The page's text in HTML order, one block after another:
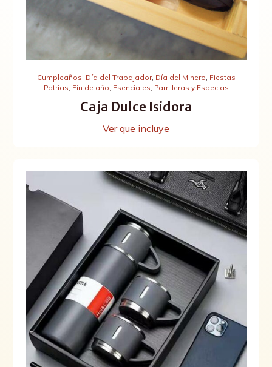
Cumpleaños Día del Trabajador, Día del Minero Fiestas
Patrias Fin de año Esenciales Parrilleras y Especias
Caja Dulce Isidora
Ver que incluye